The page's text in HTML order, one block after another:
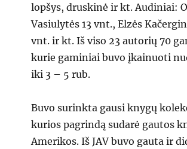
lopšys, druskinė ir kt. Audiniai:
Vasiulytės 13 vnt., Elzės
vnt. ir kt. Iš viso 23 autorių 70
kurie gaminiai buvo įkainuoti
iki 3 – 5 rub.
Buvo surinkta gausi knygų
kurios pagrindą sudarė gautos
Amerikos. Iš JAV buvo gauta ir